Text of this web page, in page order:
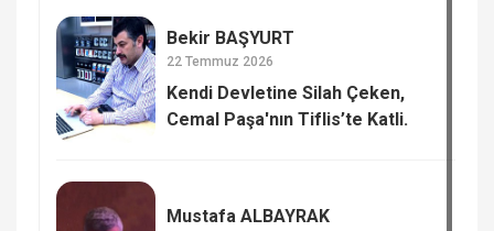
Bekir BAŞYURT
22 Temmuz 2026
Kendi Devletine Silah Çeken,
Cemal Paşa'nın Tiflis’te Katli.
Mustafa ALBAYRAK